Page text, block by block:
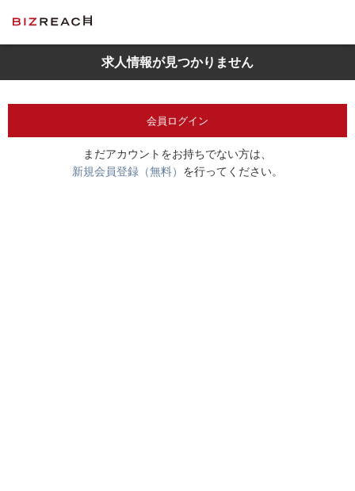
求人情報が見つかりません
会員ログイン
まだアカウントをお持ちでない方は、
新規会員登録（無料） を行ってください。